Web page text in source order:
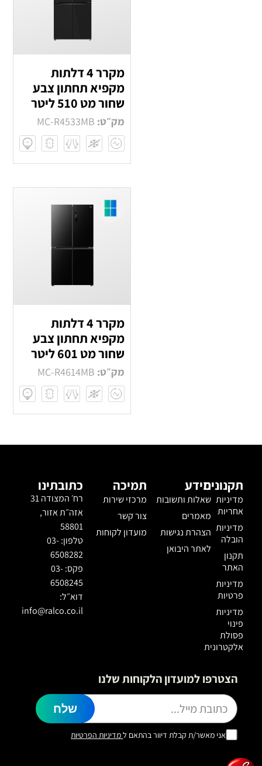
מקרר 4 דלתות
מקפיא תחתון צבע
שחור מט 510 ליטר
מק״ט: MC-R4533MB
מקרר 4 דלתות
מקפיא תחתון צבע
שחור מט 601 ליטר
מק״ט: MC-R4614MB
תקנונים
מדיניות
אחריות
מדיניות
הובלה
תקנון
האתר
מדיניות
פרטיות
מדיניות
פינוי
פסולת
אלקטרונית
מידע
שאלות ותשובות
מאמרים
הצהרת נגישות
לאתר היבואן
תמיכה
מרכזי שירות
צור קשר
מועדון לקוחות
כתובתינו
רח׳ המצודה 31
אזה״ת אזור,
58801
טלפון: 03-
6508282
פקס: 03-
6508245
דוא״ל:
info@ralco.co.il
הצטרפו למועדון הלקוחות שלנו
אני מאשר/ת קבלת דיוור בהתאם למדיניות הפרטיות
שלח